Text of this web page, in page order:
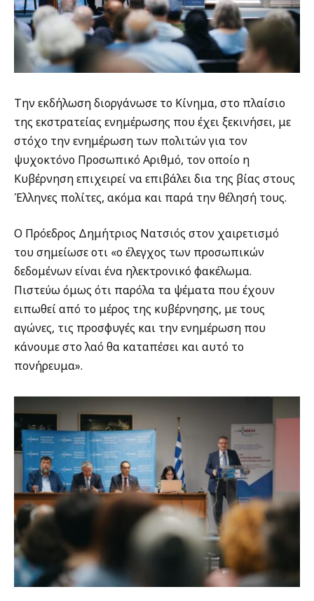
Την εκδήλωση διοργάνωσε το Κίνημα, στο πλαίσιο
της εκστρατείας ενημέρωσης που έχει ξεκινήσει, με
στόχο την ενημέρωση των πολιτών για τον
ψυχοκτόνο Προσωπικό Αριθμό, τον οποίο η
Κυβέρνηση επιχειρεί να επιβάλει δια της βίας στους
Έλληνες πολίτες, ακόμα και παρά την θέλησή τους.
Ο Πρόεδρος Δημήτριος Νατσιός στον χαιρετισμό
του σημείωσε οτι «ο έλεγχος των προσωπικών
δεδομένων είναι ένα ηλεκτρονικό φακέλωμα.
Πιστεύω όμως ότι παρόλα τα ψέματα που έχουν
ειπωθεί από το μέρος της κυβέρνησης, με τους
αγώνες, τις προσφυγές και την ενημέρωση που
κάνουμε στο λαό θα καταπέσει και αυτό το
πονήρευμα».